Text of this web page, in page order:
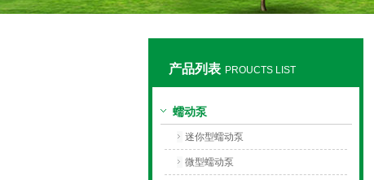
产品列表 PROUCTS LIST
蠕动泵
迷你型蠕动泵
微型蠕动泵